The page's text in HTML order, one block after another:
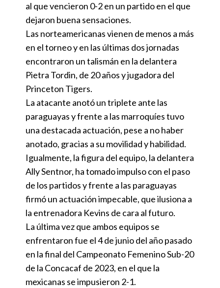
al que vencieron 0-2 en un partido en el que
dejaron buena sensaciones.
Las norteamericanas vienen de menos a más
en el torneo y en las últimas dos jornadas
encontraron un talismán en la delantera
Pietra Tordin, de 20 años y jugadora del
Princeton Tigers.
La atacante anotó un triplete ante las
paraguayas y frente a las marroquíes tuvo
una destacada actuación, pese a no haber
anotado, gracias a su movilidad y habilidad.
Igualmente, la figura del equipo, la delantera
Ally Sentnor, ha tomado impulso con el paso
de los partidos y frente a las paraguayas
firmó un actuación impecable, que ilusiona a
la entrenadora Kevins de cara al futuro.
La última vez que ambos equipos se
enfrentaron fue el 4 de junio del año pasado
en la final del Campeonato Femenino Sub-20
de la Concacaf de 2023, en el que la
mexicanas se impusieron 2-1.